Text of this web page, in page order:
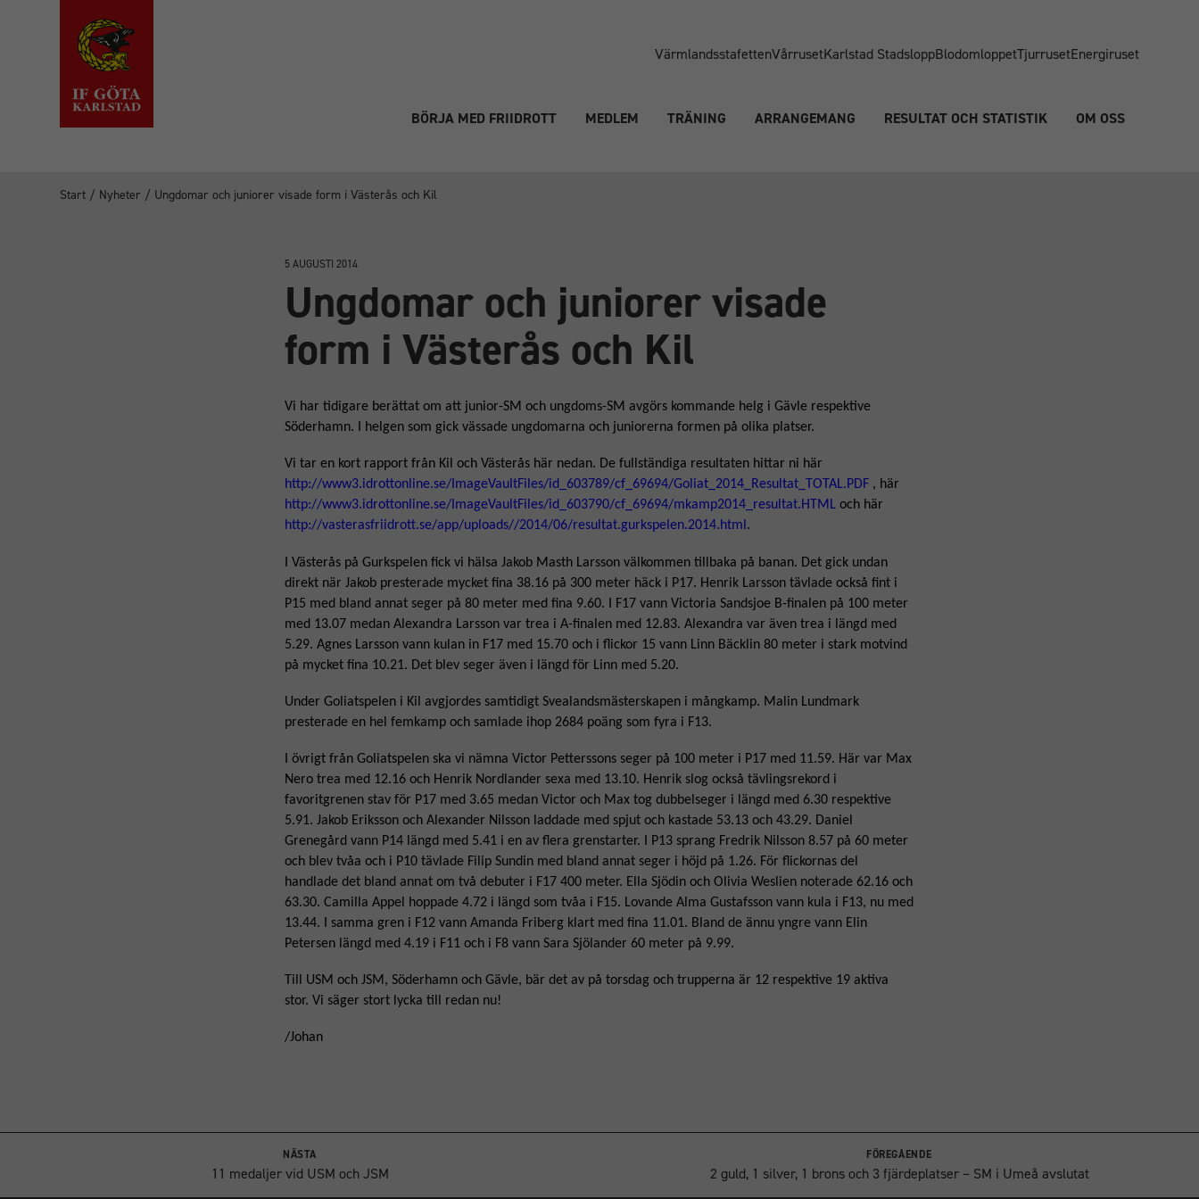
VärmlandsstafettenVårrusetKarlstad StadsloppBlodomloppetTjurrusetEnergiruset
BÖRJA MED FRIIDROTT MEDLEM TRÄNING ARRANGEMANG RESULTAT OCH STATISTIK OM OSS
Start / Nyheter / Ungdomar och juniorer visade form i Västerås och Kil
5 AUGUSTI 2014
Ungdomar och juniorer visade
form i Västerås och Kil
Vi har tidigare berättat om att junior-SM och ungdoms-SM avgörs kommande helg i Gävle respektive
Söderhamn. I helgen som gick vässade ungdomarna och juniorerna formen på olika platser.
Vi tar en kort rapport från Kil och Västerås här nedan. De fullständiga resultaten hittar ni här
http://www3.idrottonline.se/ImageVaultFiles/id_603789/cf_69694/Goliat_2014_Resultat_TOTAL.PDF , här
http://www3.idrottonline.se/ImageVaultFiles/id_603790/cf_69694/mkamp2014_resultat.HTML och här
http://vasterasfriidrott.se/app/uploads//2014/06/resultat.gurkspelen.2014.html .
I Västerås på Gurkspelen fick vi hälsa Jakob Masth Larsson välkommen tillbaka på banan. Det gick undan
direkt när Jakob presterade mycket fina 38.16 på 300 meter häck i P17. Henrik Larsson tävlade också fint i
P15 med bland annat seger på 80 meter med fina 9.60. I F17 vann Victoria Sandsjoe B-finalen på 100 meter
med 13.07 medan Alexandra Larsson var trea i A-finalen med 12.83. Alexandra var även trea i längd med
5.29. Agnes Larsson vann kulan in F17 med 15.70 och i flickor 15 vann Linn Bäcklin 80 meter i stark motvind
på mycket fina 10.21. Det blev seger även i längd för Linn med 5.20.
Under Goliatspelen i Kil avgjordes samtidigt Svealandsmästerskapen i mångkamp. Malin Lundmark
presterade en hel femkamp och samlade ihop 2684 poäng som fyra i F13.
I övrigt från Goliatspelen ska vi nämna Victor Petterssons seger på 100 meter i P17 med 11.59. Här var Max
Nero trea med 12.16 och Henrik Nordlander sexa med 13.10. Henrik slog också tävlingsrekord i
favoritgrenen stav för P17 med 3.65 medan Victor och Max tog dubbelseger i längd med 6.30 respektive
5.91. Jakob Eriksson och Alexander Nilsson laddade med spjut och kastade 53.13 och 43.29. Daniel
Grenegård vann P14 längd med 5.41 i en av flera grenstarter. I P13 sprang Fredrik Nilsson 8.57 på 60 meter
och blev tvåa och i P10 tävlade Filip Sundin med bland annat seger i höjd på 1.26. För flickornas del
handlade det bland annat om två debuter i F17 400 meter. Ella Sjödin och Olivia Weslien noterade 62.16 och
63.30. Camilla Appel hoppade 4.72 i längd som tvåa i F15. Lovande Alma Gustafsson vann kula i F13, nu med
13.44. I samma gren i F12 vann Amanda Friberg klart med fina 11.01. Bland de ännu yngre vann Elin
Petersen längd med 4.19 i F11 och i F8 vann Sara Sjölander 60 meter på 9.99.
Till USM och JSM, Söderhamn och Gävle, bär det av på torsdag och trupperna är 12 respektive 19 aktiva
stor. Vi säger stort lycka till redan nu!
/Johan
NÄSTA
11 medaljer vid USM och JSM
FÖREGÅENDE
2 guld, 1 silver, 1 brons och 3 fjärdeplatser – SM i Umeå avslutat